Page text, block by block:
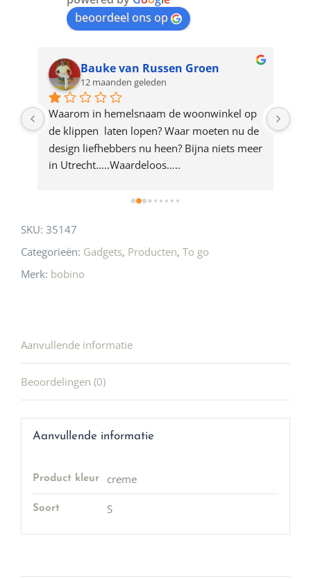
product
beoordeel ons op
Bauke van Russen Groen
12 maanden geleden
Waarom in hemelsnaam de woonwinkel op
de klippen  laten lopen? Waar moeten nu de
design liefhebbers nu heen? Bijna niets meer
in Utrecht…..Waardeloos…..
SKU: 35147
Categorieën: Gadgets, Producten, To go
Merk: bobino
Aanvullende informatie
Beoordelingen (0)
Aanvullende informatie
Product kleur creme
Soort S